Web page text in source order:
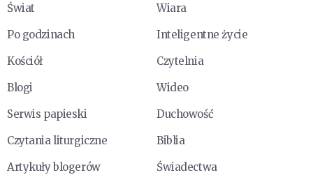
Świat
Wiara
Po godzinach
Inteligentne życie
Kościół
Czytelnia
Blogi
Wideo
Serwis papieski
Duchowość
Czytania liturgiczne
Biblia
Artykuły blogerów
Świadectwa